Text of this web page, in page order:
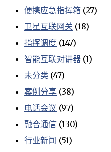
便携应急指挥箱 (27)
卫星互联网关 (18)
指挥调度 (147)
智能互联对讲器 (1)
未分类 (47)
案例分享 (38)
电话会议 (97)
融合通信 (130)
行业新闻 (51)